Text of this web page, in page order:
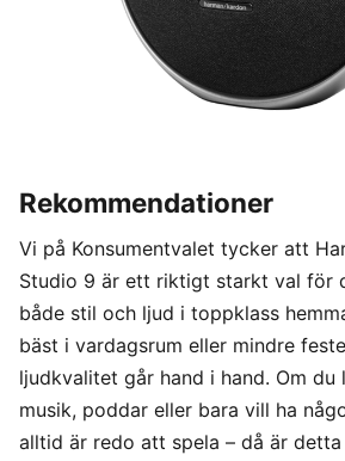
Rekommendationer
Vi på Konsumentvalet tycker att
Studio 9 är ett riktigt starkt val för
både stil och ljud i toppklass
bäst i vardagsrum eller mindre
ljudkvalitet går hand i hand. Om du
musik, poddar eller bara vill ha
alltid är redo att spela – då är